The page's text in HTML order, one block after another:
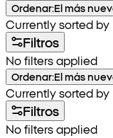
Ordenar:El más
Currently sorted
Filtros
No filters applied
Ordenar:El más
Currently sorted
Filtros
No filters applied